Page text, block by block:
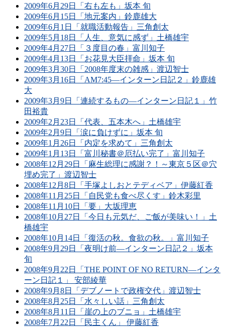
2009年6月29日「右も左も」坂本 旬
2009年6月15日「地元案内」鈴鹿雄大
2009年6月1日「就職活動報告」三角創太
2009年5月18日「人生、意気に感ず」土橋雄宇
2009年4月27日「３度目の春」富川知子
2009年4月13日「お花見大臣拝命」坂本 旬
2009年3月30日「2008年度末の雑感」渡辺智士
2009年3月16日「AM7:45―インターン日記２」鈴鹿雄
大
2009年3月9日「連続するもの―インターン日記１」竹
田裕貴
2009年2月23日「代表、五本木へ」土橋雄宇
2009年2月9日「涙に負けずに」坂本 旬
2009年1月26日「内定を求めて」三角創太
2009年1月13日「富川秘書＠厄払い完了」富川知子
2008年12月29日「麻生総理に感謝？！～東京５区＠穴
埋め完了」渡辺智士
2008年12月8日「手塚よしおとテディベア」伊藤紅香
2008年11月25日「自民党も食べ尽くす」鈴木彩里
2008年11月10日「要」大坂理恵
2008年10月27日「今日も元気だ、ご飯が美味い！」土
橋雄宇
2008年10月14日「復活の秋。食欲の秋。」富川知子
2008年9月29日「夜明け前―インターン日記２」坂本
旬
2008年9月22日「THE POINT OF NO RETURN―インタ
ーン日記１」 安部綾華
2008年9月8日「デブノートで政権交代」渡辺智士
2008年8月25日「水々しい話」三角創太
2008年8月11日「崖の上のブニョ」土橋雄宇
2008年7月22日「民主くん」 伊藤紅香